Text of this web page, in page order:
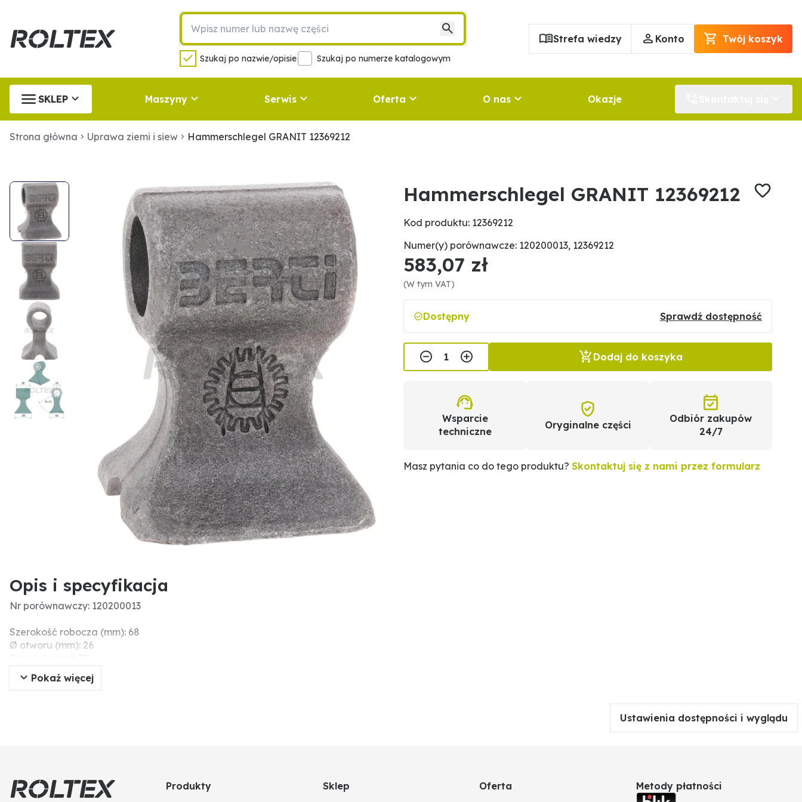
Szukaj po nazwie/opisie Szukaj po numerze katalogowym
Strefa wiedzy Konto Twój koszyk
SKLEP Maszyny Serwis Oferta O nas Okazje
Strona główna Uprawa ziemi i siew Hammerschlegel GRANIT 12369212
Hammerschlegel GRANIT 12369212
Kod produktu: 12369212
Numer(y) porównawcze: 120200013, 12369212
583,07 zł
(W tym VAT)
Dostępny Sprawdź dostępność
Dodaj do koszyka
Wsparcie
techniczne
Oryginalne części
Odbiór zakupów
24/7
Masz pytania co do tego produktu? Skontaktuj się z nami przez formularz
Opis i specyfikacja
Nr porównawczy: 120200013
Szerokość robocza (mm): 68
Ø otworu (mm): 26
Pokaż więcej
Ustawienia dostępności i wyglądu
Produkty Sklep Oferta Metody płatności